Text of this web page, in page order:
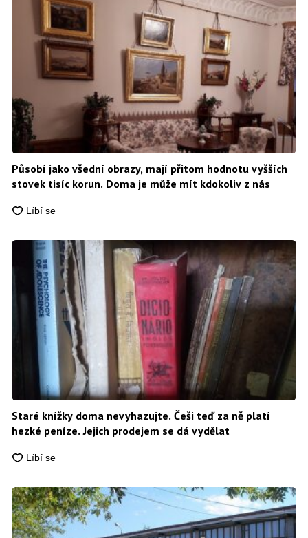
Působí jako všední obrazy, mají přitom hodnotu vyšších
stovek tisíc korun. Doma je může mít kdokoliv z nás
Staré knížky doma nevyhazujte. Češi teď za ně platí
hezké peníze. Jejich prodejem se dá vydělat